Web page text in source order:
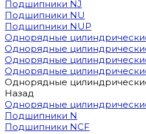
Подшипники NJ
Подшипники NU
Подшипники NUP
Однорядные
Однорядные
Однорядные
Однорядные
Однорядные
Назад
Однорядные
Подшипники N
Подшипники NCF